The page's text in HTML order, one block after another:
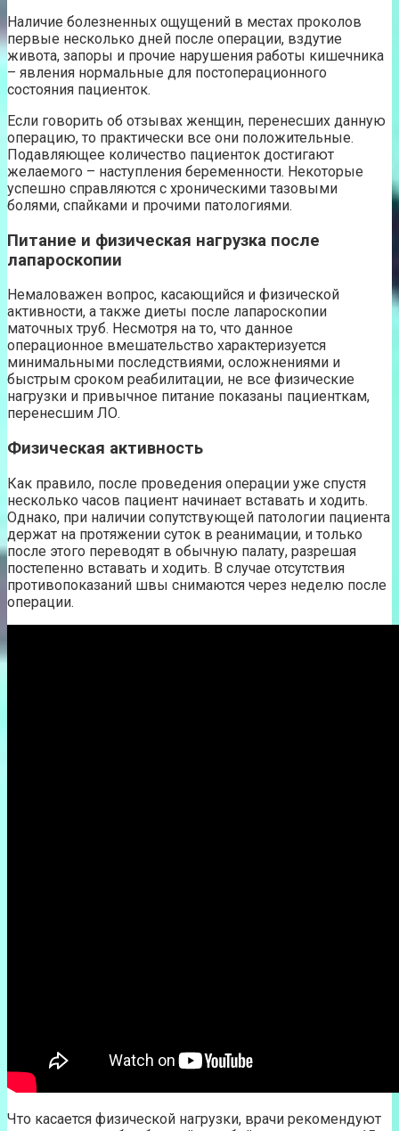
Наличие болезненных ощущений в местах проколов
первые несколько дней после операции, вздутие
живота, запоры и прочие нарушения работы кишечника
– явления нормальные для постоперационного
состояния пациенток.
Если говорить об отзывах женщин, перенесших данную
операцию, то практически все они положительные.
Подавляющее количество пациенток достигают
желаемого – наступления беременности. Некоторые
успешно справляются с хроническими тазовыми
болями, спайками и прочими патологиями.
Питание и физическая нагрузка после
лапароскопии
Немаловажен вопрос, касающийся и физической
активности, а также диеты после лапароскопии
маточных труб. Несмотря на то, что данное
операционное вмешательство характеризуется
минимальными последствиями, осложнениями и
быстрым сроком реабилитации, не все физические
нагрузки и привычное питание показаны пациенткам,
перенесшим ЛО.
Физическая активность
Как правило, после проведения операции уже спустя
несколько часов пациент начинает вставать и ходить.
Однако, при наличии сопутствующей патологии пациента
держат на протяжении суток в реанимации, и только
после этого переводят в обычную палату, разрешая
постепенно вставать и ходить. В случае отсутствия
противопоказаний швы снимаются через неделю после
операции.
Что касается физической нагрузки, врачи рекомендуют